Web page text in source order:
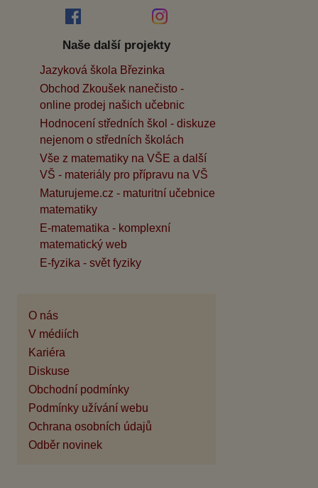
Naše další projekty
Jazyková škola Březinka
Obchod Zkoušek nanečisto -
online prodej našich učebnic
Hodnocení středních škol - diskuze
nejenom o středních školách
Vše z matematiky na VŠE a další
VŠ - materiály pro přípravu na VŠ
Maturujeme.cz - maturitní učebnice
matematiky
E-matematika - komplexní
matematický web
E-fyzika - svět fyziky
O nás
V médiích
Kariéra
Diskuse
Obchodní podmínky
Podmínky užívání webu
Ochrana osobních údajů
Odběr novinek